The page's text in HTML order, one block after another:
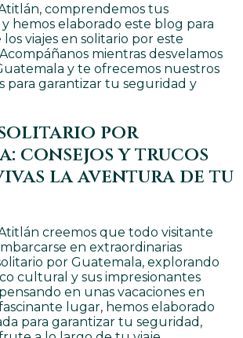
Atitlán, comprendemos tus
hemos elaborado este blog para
viajes en solitario por este
mientras desvelamos
y te ofrecemos nuestros
para garantizar tu seguridad y
por
consejos y trucos
la aventura de tu
Atitlán creemos que todo visitante
en extraordinarias
por Guatemala, explorando
cultural y sus impresionantes
pensando en unas vacaciones en
lugar, hemos elaborado
para garantizar tu seguridad,